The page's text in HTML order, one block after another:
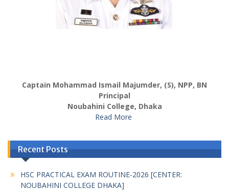
Captain Mohammad Ismail Majumder, (S), NPP, BN
Principal
Noubahini College, Dhaka
Read More
Recent Posts
HSC PRACTICAL EXAM ROUTINE-2026 [CENTER:
NOUBAHINI COLLEGE DHAKA]